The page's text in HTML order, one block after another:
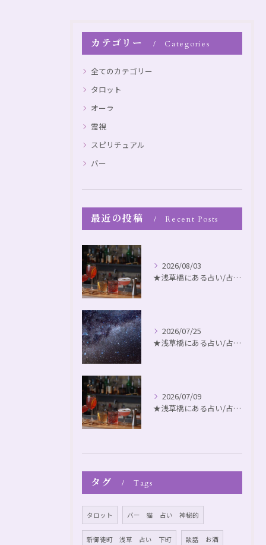
カテゴリー Categories
全てのカテゴリー
タロット
オーラ
霊視
スピリチュアル
バー
最近の投稿 Recent Posts
2026/08/03
★浅草橋にある占い/占いbar ◆不思議なアヤカシ猫barトークパート132
2026/07/25
★浅草橋にある占い/占いbar ◆不思議なアヤカシ猫barトークパート スペシャルゲスト ヴァイオリニスト🎻中川毅
2026/07/09
★浅草橋にある占い/占いbar ◆不思議なアヤカシ猫barトークパート131
タグ Tags
タロット バー 猫 占い 神秘的
新御徒町 浅草 占い 下町 談話 お酒